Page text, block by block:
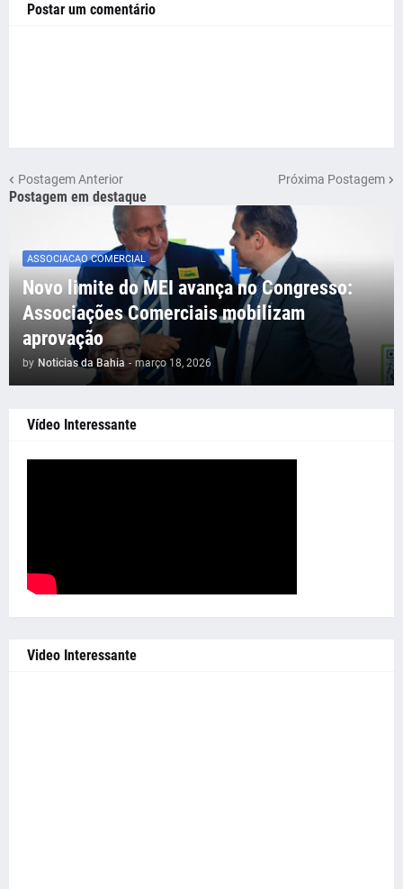
Postar um comentário
Postagem Anterior Próxima Postagem
Postagem em destaque
ASSOCIACAO COMERCIAL
Novo limite do MEI avança no Congresso:
Associações Comerciais mobilizam
aprovação
by Noticias da Bahia - março 18, 2026
Vídeo Interessante
Video Interessante